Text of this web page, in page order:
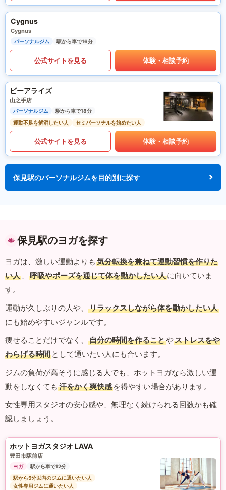
Cygnus
Cygnus
パーソナルジム 駅から車で16分
公式サイトを見る 体験・相談予約
ビーアライズ
山之手店
パーソナルジム
駅から車で18分
運動不足を解消したい人
セミパーソナルを始めたい人
公式サイトを見る 体験・相談予約
保見駅のパーソナルジムを目的別に探す
保見駅のヨガを探す
ヨガは、激しい運動よりも 気分転換を兼ねて運動習慣を作りた
い人 、 呼吸やポーズを通じて体を動かしたい人に向いていま
す。
運動が久しぶりの人や、
リラックスしながら体を動かしたい人
にも始めやすいジャンルです。
痩せることだけでなく、
自分の時間を作ることやストレスをや
わらげる時間 として通いたい人にも合います。
ジムの負荷が高そうに感じる人でも、ホットヨガなら激しい運
動をしなくても 汗をかく爽快感 を得やすい場合があります。
女性専用スタジオの安心感や、無理なく続けられる回数かも確
認しましょう。
ホットヨガスタジオ LAVA
豊田市駅前店
ヨガ
駅から車で12分
駅から5分以内のジムに通いたい人
女性専用ジムに通いたい人